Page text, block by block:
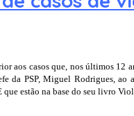
aos casos que, nos últimos
da PSP, Miguel Rodrigues,
estão na base do seu livro